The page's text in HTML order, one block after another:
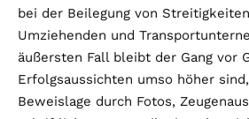
bei der Beilegung von
Umziehenden und
äußersten Fall bleibt der Gang vor
Erfolgsaussichten umso höher
Beweislage durch Fotos,